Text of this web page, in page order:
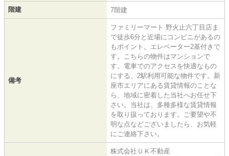
階建 7階建
備考
ファミリーマート 野火止六丁目店ま
で徒歩6分と近場にコンビニがあるの
もポイント。エレベーター2基付きで
す。こちらの物件はマンションで
す。電車でのアクセスを快適なもの
にする、2駅利用可能な物件です。新
座市エリアにある賃貸情報のことな
ら、地域に密着した当社へお任せ下
さい。当社は、多種多様な賃貸情報
を取り扱っております。ご要望や不
明な点などございましたら、お気軽
にご連絡下さい。
株式会社ＵＫ不動産